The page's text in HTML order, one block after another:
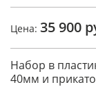
Цена: 35 900
Набор в
40мм и